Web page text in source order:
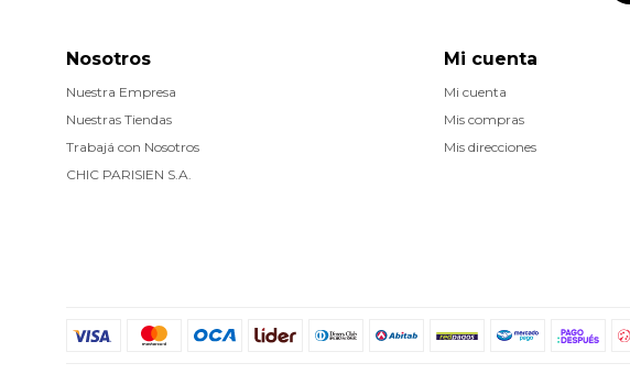
Nosotros
Nuestra Empresa
Nuestras Tiendas
Trabajá con Nosotros
CHIC PARISIEN S.A.
Mi cuenta
Mi cuenta
Mis compras
Mis direcciones